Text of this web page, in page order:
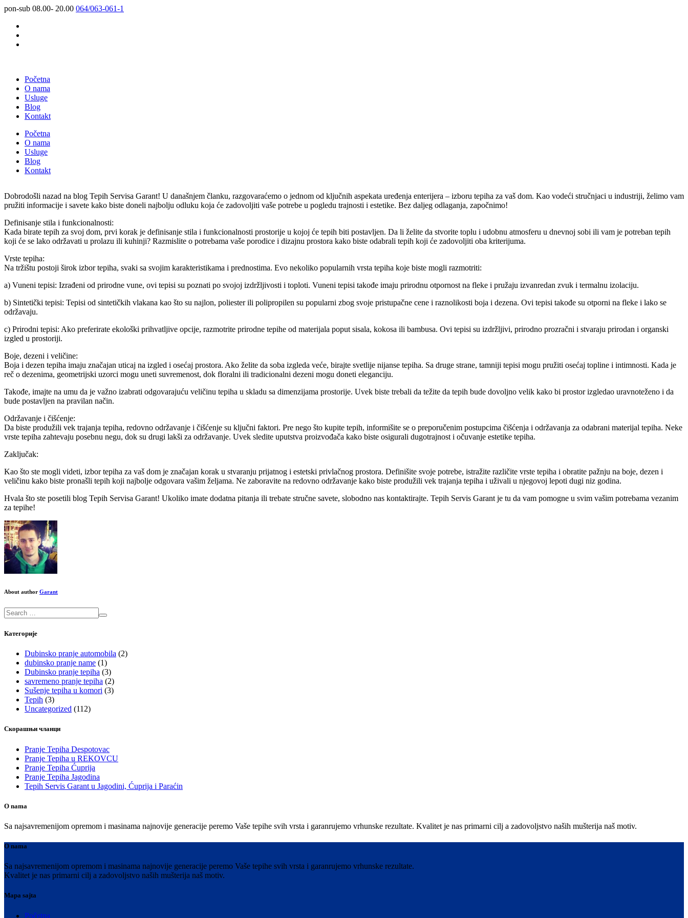
pon-sub 08.00- 20.00 064/063-061-1
Početna
O nama
Usluge
Blog
Kontakt
Početna
O nama
Usluge
Blog
Kontakt
Dobrodošli nazad na blog Tepih Servisa Garant! U današnjem članku, razgovaraćemo o jednom od ključnih aspekata uređenja enterijera – izboru tepiha za vaš dom. Kao vodeći stručnjaci u industriji, želimo vam
pružiti informacije i savete kako biste doneli najbolju odluku koja će zadovoljiti vaše potrebe u pogledu trajnosti i estetike. Bez daljeg odlaganja, započnimo!
Definisanje stila i funkcionalnosti:
Kada birate tepih za svoj dom, prvi korak je definisanje stila i funkcionalnosti prostorije u kojoj će tepih biti postavljen. Da li želite da stvorite toplu i udobnu atmosferu u dnevnoj sobi ili vam je potreban tepih
koji će se lako održavati u prolazu ili kuhinji? Razmislite o potrebama vaše porodice i dizajnu prostora kako biste odabrali tepih koji će zadovoljiti oba kriterijuma.
Vrste tepiha:
Na tržištu postoji širok izbor tepiha, svaki sa svojim karakteristikama i prednostima. Evo nekoliko popularnih vrsta tepiha koje biste mogli razmotriti:
a) Vuneni tepisi: Izrađeni od prirodne vune, ovi tepisi su poznati po svojoj izdržljivosti i toploti. Vuneni tepisi takođe imaju prirodnu otpornost na fleke i pružaju izvanredan zvuk i termalnu izolaciju.
b) Sintetički tepisi: Tepisi od sintetičkih vlakana kao što su najlon, poliester ili polipropilen su popularni zbog svoje pristupačne cene i raznolikosti boja i dezena. Ovi tepisi takođe su otporni na fleke i lako se
održavaju.
c) Prirodni tepisi: Ako preferirate ekološki prihvatljive opcije, razmotrite prirodne tepihe od materijala poput sisala, kokosa ili bambusa. Ovi tepisi su izdržljivi, prirodno prozračni i stvaraju prirodan i organski
izgled u prostoriji.
Boje, dezeni i veličine:
Boja i dezen tepiha imaju značajan uticaj na izgled i osećaj prostora. Ako želite da soba izgleda veće, birajte svetlije nijanse tepiha. Sa druge strane, tamniji tepisi mogu pružiti osećaj topline i intimnosti. Kada je
reč o dezenima, geometrijski uzorci mogu uneti suvremenost, dok floralni ili tradicionalni dezeni mogu doneti eleganciju.
Takođe, imajte na umu da je važno izabrati odgovarajuću veličinu tepiha u skladu sa dimenzijama prostorije. Uvek biste trebali da težite da tepih bude dovoljno velik kako bi prostor izgledao uravnoteženo i da
bude postavljen na pravilan način.
Održavanje i čišćenje:
Da biste produžili vek trajanja tepiha, redovno održavanje i čišćenje su ključni faktori. Pre nego što kupite tepih, informišite se o preporučenim postupcima čišćenja i održavanja za odabrani materijal tepiha. Neke
vrste tepiha zahtevaju posebnu negu, dok su drugi lakši za održavanje. Uvek sledite uputstva proizvođača kako biste osigurali dugotrajnost i očuvanje estetike tepiha.
Zaključak:
Kao što ste mogli videti, izbor tepiha za vaš dom je značajan korak u stvaranju prijatnog i estetski privlačnog prostora. Definišite svoje potrebe, istražite različite vrste tepiha i obratite pažnju na boje, dezen i
veličinu kako biste pronašli tepih koji najbolje odgovara vašim željama. Ne zaboravite na redovno održavanje kako biste produžili vek trajanja tepiha i uživali u njegovoj lepoti dugi niz godina.
Hvala što ste posetili blog Tepih Servisa Garant! Ukoliko imate dodatna pitanja ili trebate stručne savete, slobodno nas kontaktirajte. Tepih Servis Garant je tu da vam pomogne u svim vašim potrebama vezanim
za tepihe!
About author Garant
Категорије
Dubinsko pranje automobila (2)
dubinsko pranje name (1)
Dubinsko pranje tepiha (3)
savremeno pranje tepiha (2)
Sušenje tepiha u komori (3)
Tepih (3)
Uncategorized (112)
Скорашњи чланци
Pranje Tepiha Despotovac
Pranje Tepiha u REKOVCU
Pranje Tepiha Ćuprija
Pranje Tepiha Jagodina
Tepih Servis Garant u Jagodini, Ćuprija i Paraćin
O nama
Sa najsavremenijom opremom i masinama najnovije generacije peremo Vaše tepihe svih vrsta i garanrujemo vrhunske rezultate. Kvalitet je nas primarni cilj a zadovoljstvo naših mušterija naš motiv.
O nama
Sa najsavremenijom opremom i masinama najnovije generacije peremo Vaše tepihe svih vrsta i garanrujemo vrhunske rezultate.
Kvalitet je nas primarni cilj a zadovoljstvo naših mušterija naš motiv.
Mapa sajta
Početna